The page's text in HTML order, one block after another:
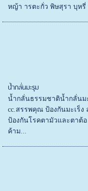
หญ้า ารตะกั่ว พิษสุรา บุหรี่
น้ำกลั่นมะรุม
น้ำกลั่นธรรมชาติน้ำกลั่นม
cc.สรรพคุณ ป้องกันมะเร็
ป้องกันโรคตามัวและตาต้
ค้าม...